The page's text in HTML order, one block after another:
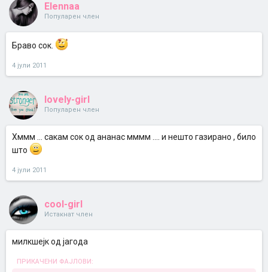
Elennaa
Популарен член
Браво сок.
4 јули 2011
lovely-girl
Популарен член
Хммм ... сакам сок од ананас мммм .... и нешто газирано , било
што
4 јули 2011
cool-girl
Истакнат член
милкшејк од јагода
ПРИКАЧЕНИ ФАЈЛОВИ: